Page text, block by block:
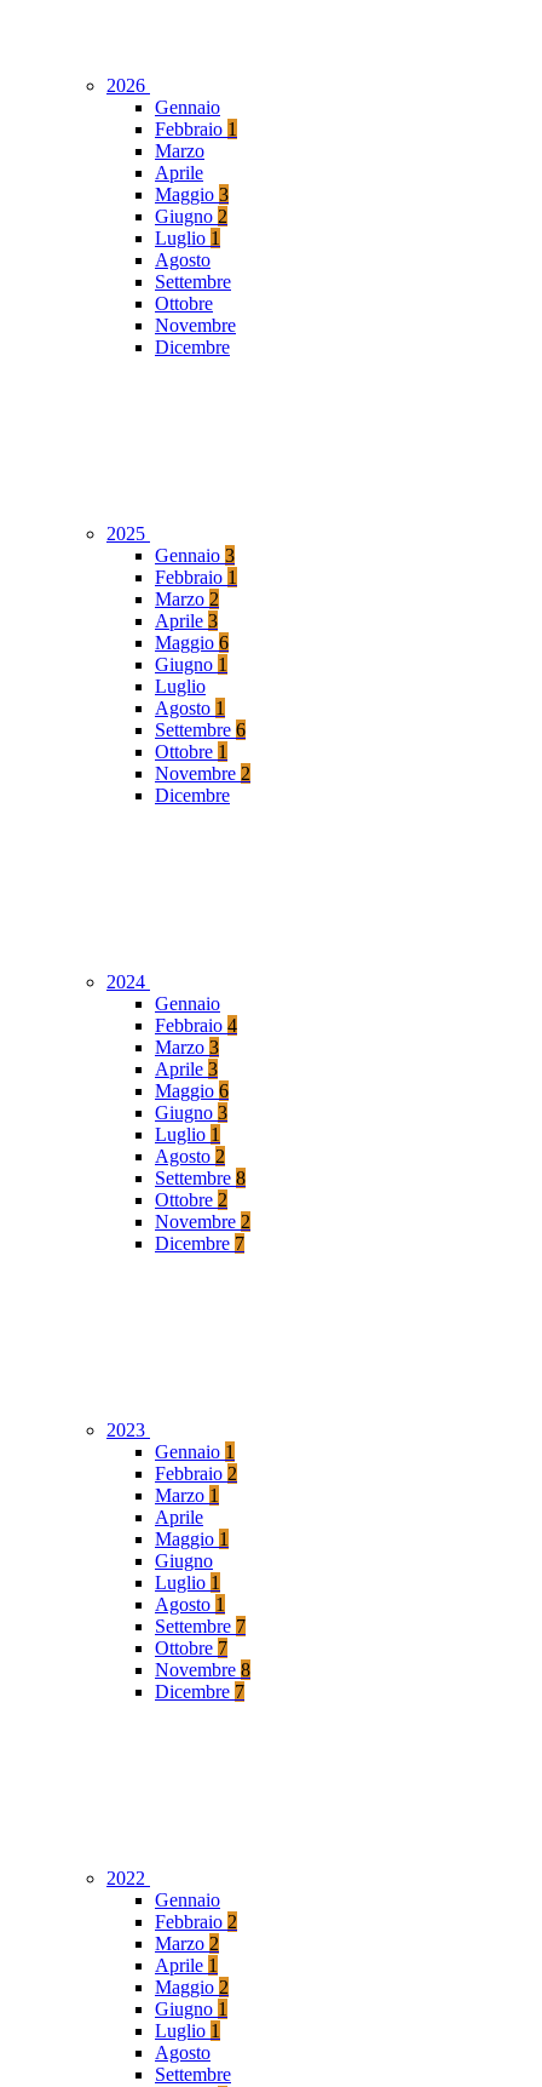
2026
Gennaio
Febbraio 1
Marzo
Aprile
Maggio 3
Giugno 2
Luglio 1
Agosto
Settembre
Ottobre
Novembre
Dicembre
2025
Gennaio 3
Febbraio 1
Marzo 2
Aprile 3
Maggio 6
Giugno 1
Luglio
Agosto 1
Settembre 6
Ottobre 1
Novembre 2
Dicembre
2024
Gennaio
Febbraio 4
Marzo 3
Aprile 3
Maggio 6
Giugno 3
Luglio 1
Agosto 2
Settembre 8
Ottobre 2
Novembre 2
Dicembre 7
2023
Gennaio 1
Febbraio 2
Marzo 1
Aprile
Maggio 1
Giugno
Luglio 1
Agosto 1
Settembre 7
Ottobre 7
Novembre 8
Dicembre 7
2022
Gennaio
Febbraio 2
Marzo 2
Aprile 1
Maggio 2
Giugno 1
Luglio 1
Agosto
Settembre